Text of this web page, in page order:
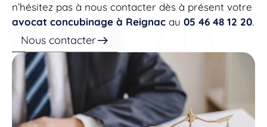
n’hésitez pas à nous contacter dès à présent votre
avocat concubinage à Reignac au 05 46 48 12 20.
Nous contacter